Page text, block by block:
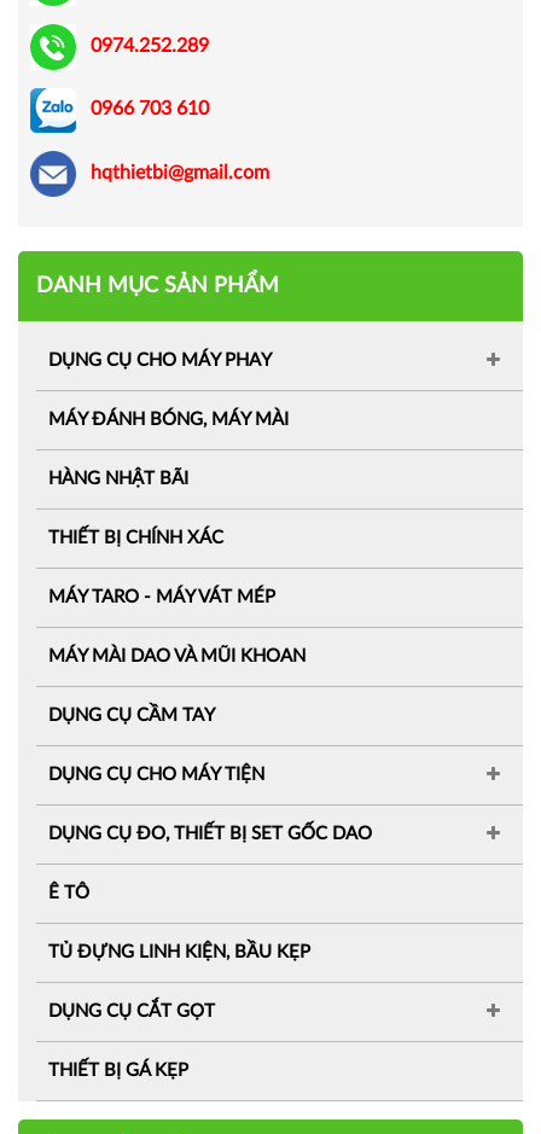
0974.252.289
0966 703 610
hqthietbi@gmail.com
DANH MỤC SẢN PHẨM
DỤNG CỤ CHO MÁY PHAY
MÁY ĐÁNH BÓNG, MÁY MÀI
HÀNG NHẬT BÃI
THIẾT BỊ CHÍNH XÁC
MÁY TARO - MÁY VÁT MÉP
MÁY MÀI DAO VÀ MŨI KHOAN
DỤNG CỤ CẦM TAY
DỤNG CỤ CHO MÁY TIỆN
DỤNG CỤ ĐO, THIẾT BỊ SET GỐC DAO
Ê TÔ
TỦ ĐỰNG LINH KIỆN, BẦU KẸP
DỤNG CỤ CẮT GỌT
THIẾT BỊ GÁ KẸP